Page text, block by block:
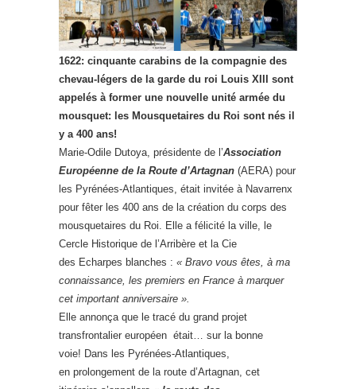
1622: cinquante carabins de la compagnie des
chevau-légers de la garde du roi Louis XIII sont
appelés à former une nouvelle unité armée du
mousquet: les Mousquetaires du Roi sont nés il
y a 400 ans!
Marie-Odile Dutoya, présidente de l’Association
Européenne de la Route d’Artagnan (AERA) pour
les Pyrénées-Atlantiques, était invitée à Navarrenx
pour fêter les 400 ans de la création du corps des
mousquetaires du Roi. Elle a félicité la ville, le
Cercle Historique de l’Arribère et la Cie
des Echarpes blanches : « Bravo vous êtes, à ma
connaissance, les premiers en France à marquer
cet important anniversaire ».
Elle annonça que le tracé du grand projet
transfrontalier européen était… sur la bonne
voie! Dans les Pyrénées-Atlantiques,
en prolongement de la route d’Artagnan, cet